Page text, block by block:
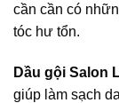
cần cần có
tóc hư tổn.
Dầu gội Salon
giúp làm sạch